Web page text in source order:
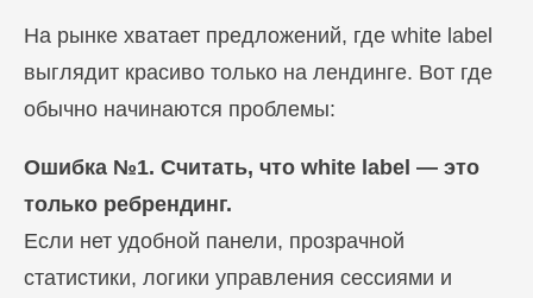
На рынке хватает предложений, где white label
выглядит красиво только на лендинге. Вот где
обычно начинаются проблемы:
Ошибка №1. Считать, что white label — это
только ребрендинг.
Если нет удобной панели, прозрачной
статистики, логики управления сессиями и